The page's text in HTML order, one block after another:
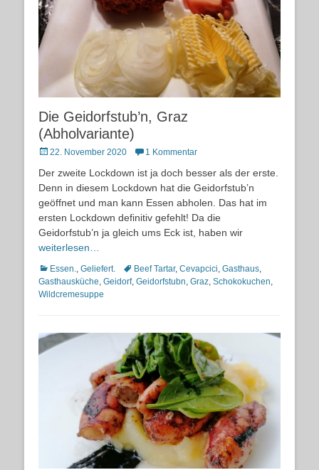
Die Geidorfstub’n, Graz
(Abholvariante)
Posted22. November 2020 1 Kommentar
Der zweite Lockdown ist ja doch besser als der erste.
Denn in diesem Lockdown hat die Geidorfstub’n
geöffnet und man kann Essen abholen. Das hat im
ersten Lockdown definitiv gefehlt! Da die
Geidorfstub’n ja gleich ums Eck ist, haben wir
weiterlesen…
Kategorien
Essen., Geliefert. Schlagworte
Beef Tartar, Cevapcici, Gasthaus,
Gasthausküche, Geidorf, Geidorfstubn, Graz, Schokokuchen,
Wildcremesuppe